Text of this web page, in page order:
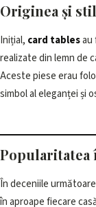
Originea și
Inițial, card tablesau
realizate din lemn de
Aceste piese erau
simbol al eleganței și
Popularitatea
În deceniile
în aproape fiecare